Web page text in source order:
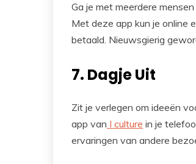
Ga je met meerdere
Met deze app kun je online
betaald. Nieuwsgierig
7. Dagje Uit
Zit je verlegen om ideeën
app van I culture in je
ervaringen van andere